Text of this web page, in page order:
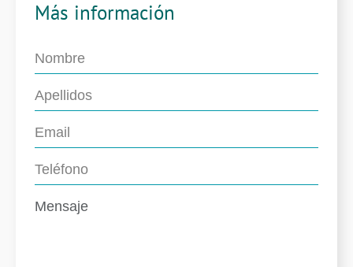
Más información